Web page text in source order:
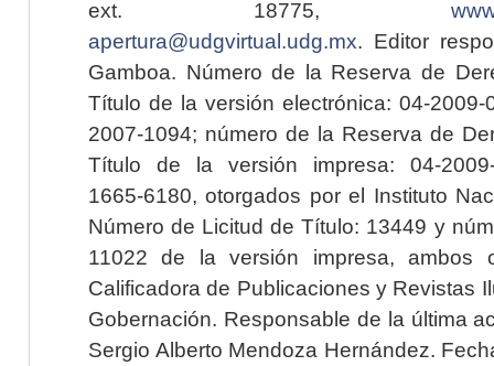
ext. 18775,
apertura@udgvirtual.udg.mx. Editor
Gamboa. Número de la Reserva de
Título de la versión electrónica: 04-2009-
2007-1094; número de la Reserva de
Título de la versión impresa: 04-2009-
1665-6180, otorgados por el Instituto
Número de Licitud de Título: 13449 y
11022 de la versión impresa, ambos
Calificadora de Publicaciones y Revistas
Gobernación. Responsable de la última
Sergio Alberto Mendoza Hernández.